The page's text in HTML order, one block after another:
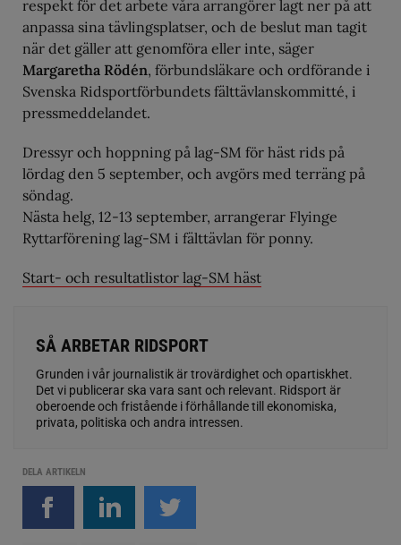
respekt för det arbete våra arrangörer lagt ner på att
anpassa sina tävlingsplatser, och de beslut man tagit
när det gäller att genomföra eller inte, säger
Margaretha Rödén, förbundsläkare och ordförande i
Svenska Ridsportförbundets fälttävlanskommitté, i
pressmeddelandet.
Dressyr och hoppning på lag-SM för häst rids på
lördag den 5 september, och avgörs med terräng på
söndag.
Nästa helg, 12-13 september, arrangerar Flyinge
Ryttarförening lag-SM i fälttävlan för ponny.
Start- och resultatlistor lag-SM häst
SÅ ARBETAR RIDSPORT
Grunden i vår journalistik är trovärdighet och opartiskhet.
Det vi publicerar ska vara sant och relevant. Ridsport är
oberoende och fristående i förhållande till ekonomiska,
privata, politiska och andra intressen.
DELA ARTIKELN